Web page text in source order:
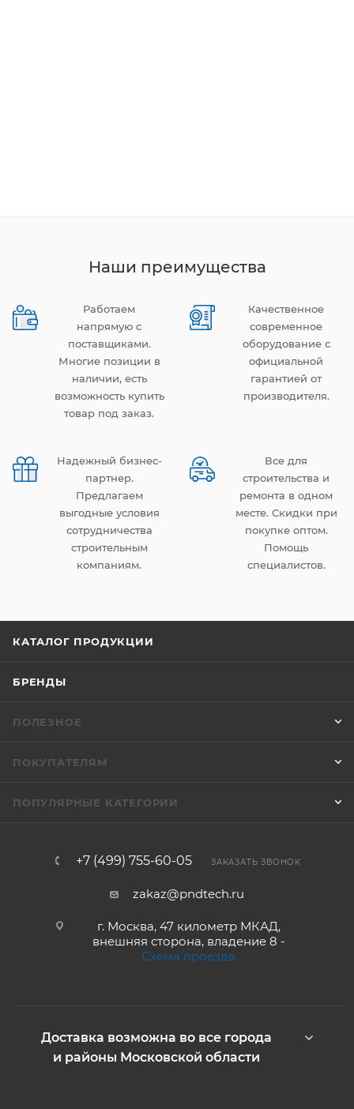
Наши преимущества
Работаем
напрямую с
поставщиками.
Многие позиции в
наличии, есть
возможность купить
товар под заказ.
Качественное
современное
оборудование с
официальной
гарантией от
производителя.
Надежный бизнес-
партнер.
Предлагаем
выгодные условия
сотрудничества
строительным
компаниям.
Все для
строительства и
ремонта в одном
месте. Скидки при
покупке оптом.
Помощь
специалистов.
КАТАЛОГ ПРОДУКЦИИ
БРЕНДЫ
ПОЛЕЗНОЕ
ПОКУПАТЕЛЯМ
ПОПУЛЯРНЫЕ КАТЕГОРИИ
+7 (499) 755-60-05 ЗАКАЗАТЬ ЗВОНОК
zakaz@pndtech.ru
г. Москва, 47 километр МКАД,
внешняя сторона, владение 8 -
Схема проезда
Доставка возможна во все города
и районы Московской области